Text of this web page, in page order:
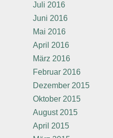
Juli 2016
Juni 2016
Mai 2016
April 2016
März 2016
Februar 2016
Dezember 2015
Oktober 2015
August 2015
April 2015